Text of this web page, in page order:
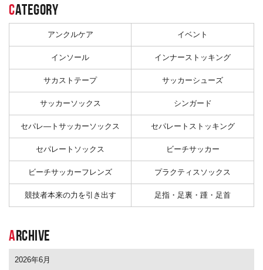
CATEGORY
アンクルケア イベント
インソール インナーストッキング
サカストテープ サッカーシューズ
サッカーソックス シンガード
セパレ―トサッカーソックス セパレートストッキング
セパレートソックス ビーチサッカー
ビーチサッカーフレンズ プラクティスソックス
競技者本来の力を引き出す 足指・足裏・踵・足首
ARCHIVE
2026年6月